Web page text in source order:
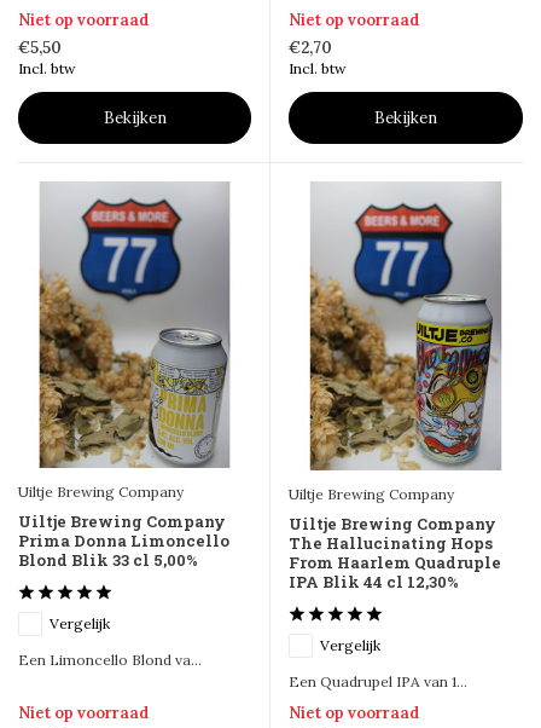
Niet op voorraad
€5,50
Incl. btw
Bekijken
Niet op voorraad
€2,70
Incl. btw
Bekijken
Uiltje Brewing Company
Uiltje Brewing Company
Prima Donna Limoncello
Blond Blik 33 cl 5,00%
Vergelijk
Een Limoncello Blond va...
Niet op voorraad
Uiltje Brewing Company
Uiltje Brewing Company
The Hallucinating Hops
From Haarlem Quadruple
IPA Blik 44 cl 12,30%
Vergelijk
Een Quadrupel IPA van 1...
Niet op voorraad